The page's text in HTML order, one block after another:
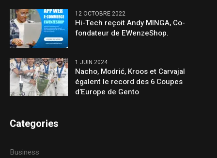
12 OCTOBRE 2022
Hi-Tech reçoit Andy MINGA, Co-
fondateur de EWenzeShop.
1 JUIN 2024
Nacho, Modrić, Kroos et Carvajal
égalent le record des 6 Coupes
d’Europe de Gento
Categories
Business